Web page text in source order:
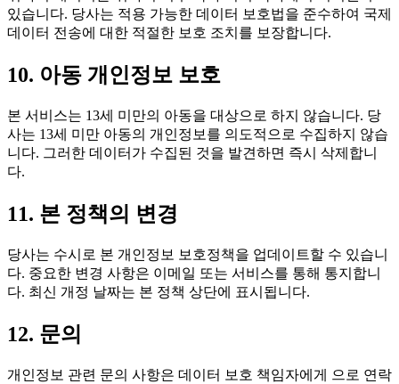
있습니다. 당사는 적용 가능한 데이터 보호법을 준수하여 국제
데이터 전송에 대한 적절한 보호 조치를 보장합니다.
10. 아동 개인정보 보호
본 서비스는 13세 미만의 아동을 대상으로 하지 않습니다. 당
사는 13세 미만 아동의 개인정보를 의도적으로 수집하지 않습
니다. 그러한 데이터가 수집된 것을 발견하면 즉시 삭제합니
다.
11. 본 정책의 변경
당사는 수시로 본 개인정보 보호정책을 업데이트할 수 있습니
다. 중요한 변경 사항은 이메일 또는 서비스를 통해 통지합니
다. 최신 개정 날짜는 본 정책 상단에 표시됩니다.
12. 문의
개인정보 관련 문의 사항은 데이터 보호 책임자에게
으로 연락